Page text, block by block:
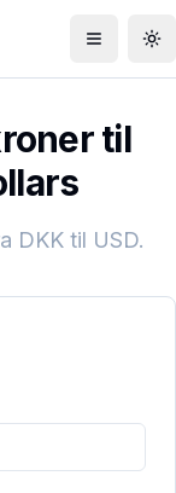
Åbn menu
til
DKKtil USD.